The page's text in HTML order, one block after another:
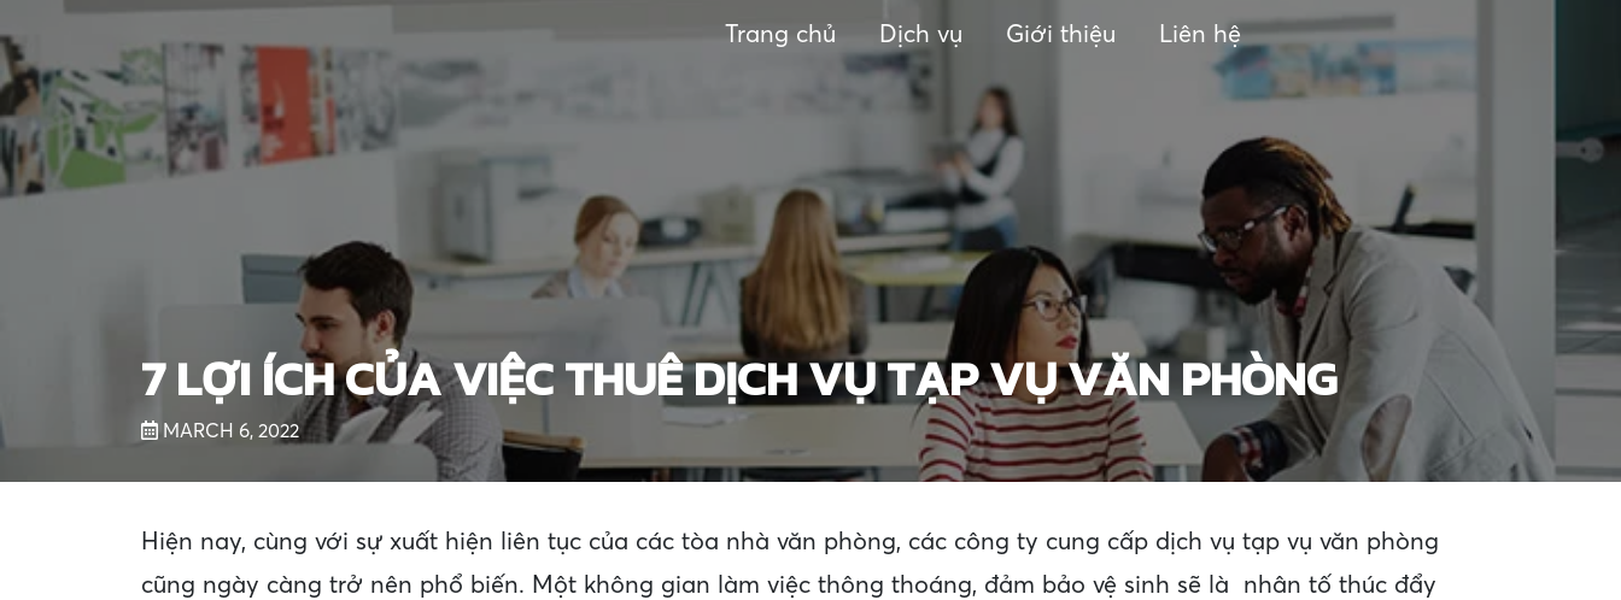
Trang chủ Dịch vụ Giới thiệu Liên hệ
7 LỢI ÍCH CỦA VIỆC THUÊ DỊCH VỤ TẠP VỤ VĂN PHÒNG
MARCH 6, 2022
Hiện nay, cùng với sự xuất hiện liên tục của các tòa nhà văn phòng, các công ty cung cấp dịch vụ tạp vụ văn phòng
cũng ngày càng trở nên phổ biến. Một không gian làm việc thông thoáng, đảm bảo vệ sinh sẽ là nhân tố thúc đẩy